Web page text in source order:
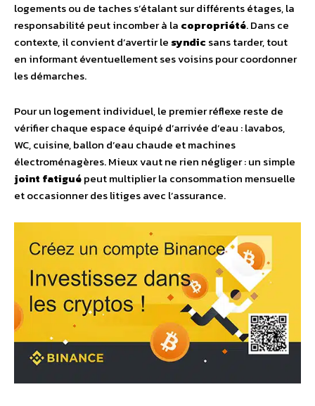
logements ou de taches s’étalant sur différents étages, la
responsabilité peut incomber à la copropriété. Dans ce
contexte, il convient d’avertir le syndic sans tarder, tout
en informant éventuellement ses voisins pour coordonner
les démarches.
Pour un logement individuel, le premier réflexe reste de
vérifier chaque espace équipé d’arrivée d’eau : lavabos,
WC, cuisine, ballon d’eau chaude et machines
électroménagères. Mieux vaut ne rien négliger : un simple
joint fatiguépeut multiplier la consommation mensuelle
et occasionner des litiges avec l’assurance.